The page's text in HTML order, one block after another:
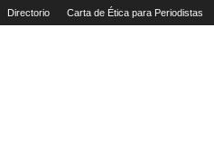
Directorio Carta de Ética para Periodistas